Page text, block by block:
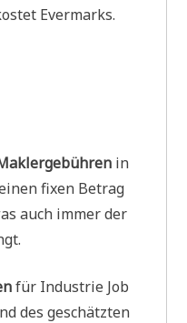
Evermarks.
in
fixen Betrag
auch immer der
für Industrie Job
des geschätzten